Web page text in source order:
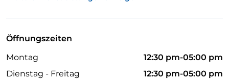
Öffnungszeiten
Montag
12:30 pm-05:00 pm
Dienstag - Freitag
12:30 pm-05:00 pm